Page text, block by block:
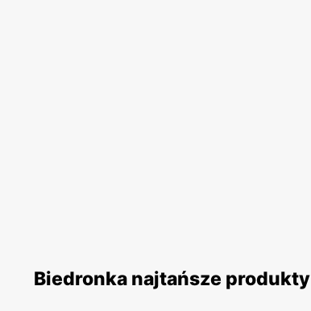
Biedronka najtańsze produkty